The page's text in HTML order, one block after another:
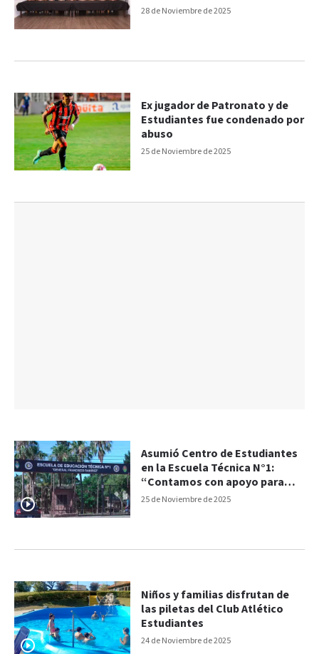
28 de Noviembre de 2025
25 de Noviembre de 2025
Ex jugador de Patronato y de
Estudiantes fue condenado por
abuso
25 de Noviembre de 2025
Asumió Centro de Estudiantes
en la Escuela Técnica N°1:
“Contamos con apoyo para
que siga siendo la mejor de
24 de Noviembre de 2025
Niños y familias disfrutan de
las piletas del Club Atlético
Estudiantes